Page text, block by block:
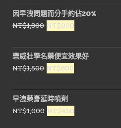
價
格：
NT$3,000。
價
格：
因早洩問題而分手約佔20%
NT$1,800 原
價
格：
NT$1,800。
NT$900
價
格：
樂威壯學名藥便宜效果好
NT$1,500 原
價
格：
NT$1,500。
NT$800
價
格：
NT$800。
早洩藥膏延時噴劑
NT$1,000 原
NT$450